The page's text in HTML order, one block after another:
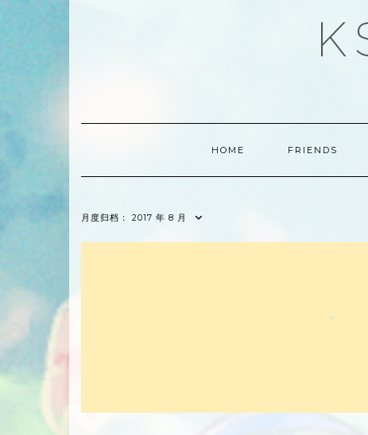
HOME FRIENDS
月度归档： 2017 年 8 月